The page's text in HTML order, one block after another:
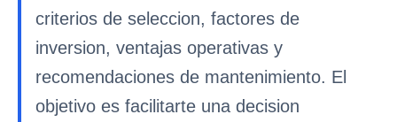
criterios de seleccion, factores de
inversion, ventajas operativas y
recomendaciones de mantenimiento. El
objetivo es facilitarte una decision